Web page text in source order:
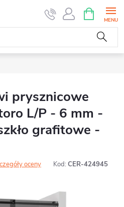
KOSZYK
prysznicowe
L/P - 6 mm -
grafitowe -
oceny Kod: CER-424945